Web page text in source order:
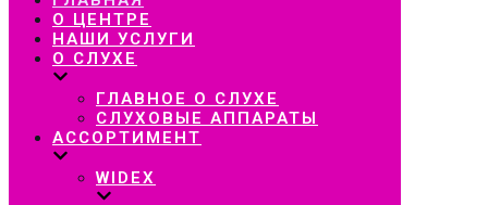
навигацию
О ЦЕНТРЕ
НАШИ УСЛУГИ
О СЛУХЕ
ГЛАВНОЕ О СЛУХЕ
СЛУХОВЫЕ АППАРАТЫ
АССОРТИМЕНТ
WIDEX